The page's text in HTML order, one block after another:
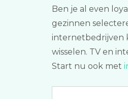
Ben je al even
gezinnen
internetbedrijven
wisselen. TV en
Start nu ook met